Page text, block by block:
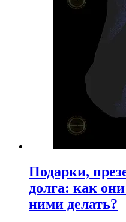
Подарки,
долга: как
ними делать?